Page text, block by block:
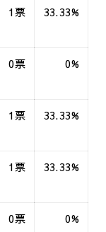
1票 33.33%
0票 0%
1票 33.33%
1票 33.33%
0票 0%